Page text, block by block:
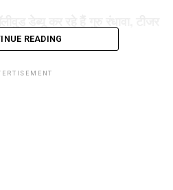
READING